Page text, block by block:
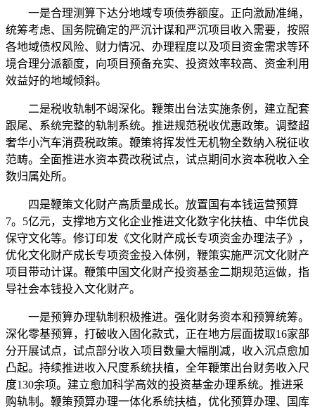
一是合理测算下达分地域专项债券额度。正向激励准绳，
统筹考虑、国务院确定的严沉计谋和严沉项目收入需要，按照
各地域债权风险、财力情况、办理程度以及项目资金需求等环
境合理分派额度，向项目预备充实、投资效率较高、资金利用
效益好的地域倾斜。
二是税收轨制不竭深化。鞭策出台法实施条例，建立配套
跟尾、系统完整的轨制系统。推进规范税收优惠政策。调整超
奢华小汽车消费税政策。鞭策将挥发性无机物全数纳入税征收
范畴。全面推进水资本费改税试点，试点期间水资本税收入全
数归属处所。
四是鞭策文化财产高质量成长。放置国有本钱运营预算
7。5亿元，支撑地方文化企业推进文化数字化扶植、中华优良
保守文化等。修订印发《文化财产成长专项资金办理法子》，
优化文化财产成长专项资金投入体例，鞭策实施严沉文化财产
项目带动计谋。鞭策中国文化财产投资基金二期规范运做，指
导社会本钱投入文化财产。
一是预算办理轨制积极推进。强化财务资本和预算统筹。
深化零基预算，打破收入固化款式，正在地方层面拔取16家部
分开展试点，试点部分收入项目数量大幅削减，收入沉点愈加
凸起。持续推进收入尺度系统扶植，全年鞭策出台财务收入尺
度130余项。建立愈加科学高效的投资基金办理系统。推进采
购轨制。鞭策预算办理一体化系统扶植，优化预算办理、国库